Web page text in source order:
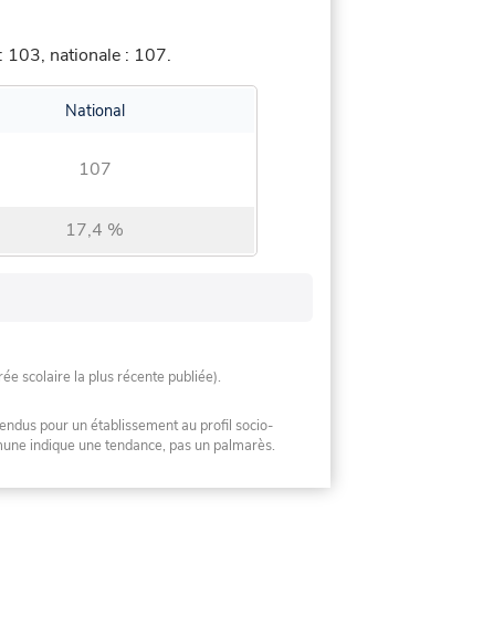
103, nationale : 107.
National
107
17,4 %
scolaire la plus récente publiée).
pour un établissement au profil socio-
indique une tendance, pas un palmarès.